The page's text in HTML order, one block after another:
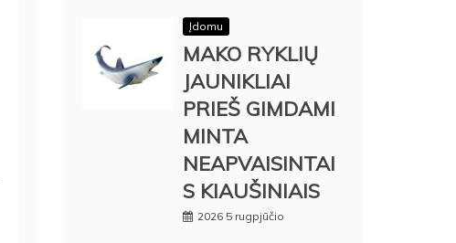
Įdomu
MAKO RYKLIŲ
JAUNIKLIAI
PRIEŠ GIMDAMI
MINTA
NEAPVAISINTAI
S KIAUŠINIAIS
2026 5 rugpjūčio